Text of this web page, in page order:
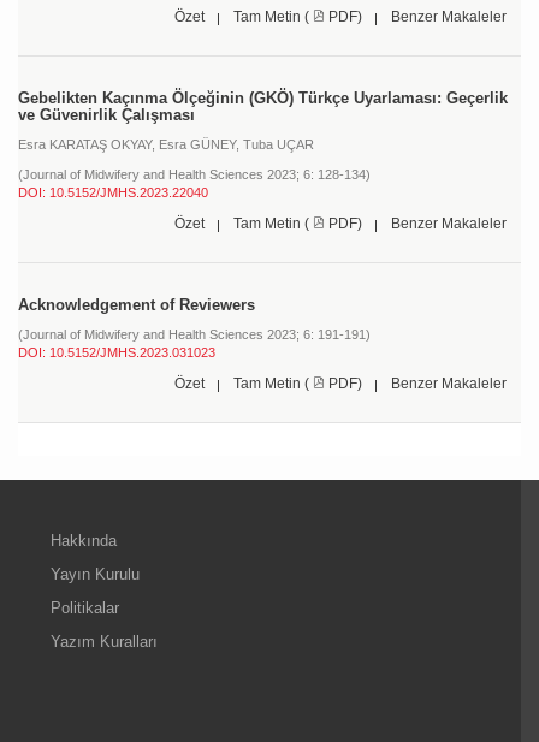
Özet Tam Metin ( PDF) Benzer Makaleler
Gebelikten Kaçınma Ölçeğinin (GKÖ) Türkçe Uyarlaması: Geçerlik
ve Güvenirlik Çalışması
Esra KARATAŞ OKYAY, Esra GÜNEY, Tuba UÇAR
(Journal of Midwifery and Health Sciences 2023; 6: 128-134)
DOI: 10.5152/JMHS.2023.22040
Özet Tam Metin ( PDF) Benzer Makaleler
Acknowledgement of Reviewers
(Journal of Midwifery and Health Sciences 2023; 6: 191-191)
DOI: 10.5152/JMHS.2023.031023
Özet Tam Metin ( PDF) Benzer Makaleler
Hakkında
Yayın Kurulu
Politikalar
Yazım Kuralları